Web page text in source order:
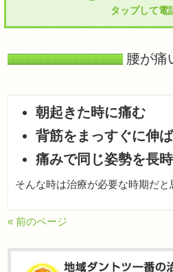
タップして電
腰が痛
朝起きた時に痛む
背筋をまっすぐに伸
痛みで同じ姿勢を長
そんな時は治療が必要な時期だと
« 前のページ